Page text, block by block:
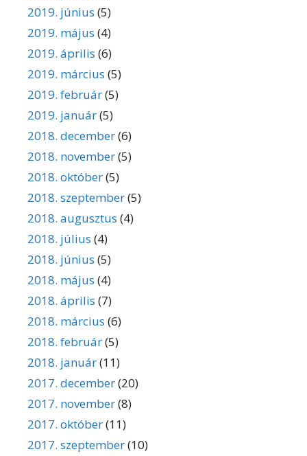
2019. június (5)
2019. május (4)
2019. április (6)
2019. március (5)
2019. február(5)
2019. január(5)
2018. december(6)
2018. november(5)
2018. október(5)
2018. szeptember(5)
2018. augusztus (4)
2018. július (4)
2018. június (5)
2018. május (4)
2018. április (7)
2018. március (6)
2018. február(5)
2018. január(11)
2017. december(20)
2017. november(8)
2017. október(11)
2017. szeptember(10)